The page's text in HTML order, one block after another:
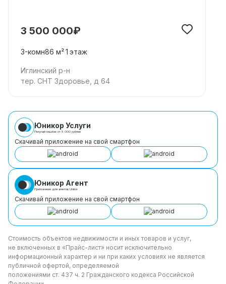
3 500 000₽
3-комн86 м²1 этаж
Иглинский р-н
тер. СНТ Здоровье, д 64
Юникор Услуги
Получай кешбэк от 5 000 рублей
Скачивай приложение на свой смартфон
Юникор Агент
Приложение для агентов Unikor
Скачивай приложение на свой смартфон
Стоимость объектов недвижимости и иных товаров и услуг,
не включенных в «Прайс-лист» носит исключительно
информационный характер и ни при каких условиях не является
публичной офертой, определяемой
положениями ст. 437 ч. 2 Гражданского кодекса Российской